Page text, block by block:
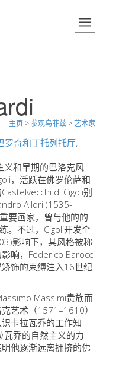
主页 >参观乌菲兹 >艺术家
罗奇和丁托列托厅,
义和早期的巴洛克风
，活跃在佛罗伦萨和
di Cigoli别
Allori (1535-
要画家，曾与他的的
。不过，Cigoli开发个
影响下，其风格被称
响，Federico Barocci
饰的束缚注入16世纪
Massimi贵族而
艺术（1571–1610）
卡拉瓦乔的工作知
瓦乔的自然主义的力
他逐渐远离拥挤的佛